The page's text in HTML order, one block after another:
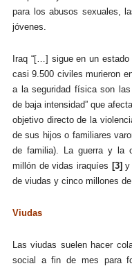
para los abusos sexuales,
jóvenes.
Iraq “[…] sigue en un
casi 9.500 civiles murieron
a la seguridad física son
de baja intensidad” que
objetivo directo de la
de sus hijos o familiares
de familia). La guerra y la
millón de vidas iraquíes [3]y
de viudas y cinco millones
Viudas
Las viudas suelen hacer
social a fin de mes para